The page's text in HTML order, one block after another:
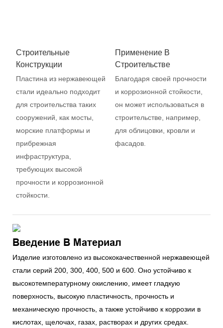
Строительные
Конструкции
Пластина из нержавеющей
стали идеально подходит
для строительства таких
сооружений, как мосты,
морские платформы и
прибрежная
инфраструктура,
требующих высокой
прочности и коррозионной
стойкости.
Применение В
Строительстве
Благодаря своей прочности
и коррозионной стойкости,
он может использоваться в
строительстве, например,
для облицовки, кровли и
фасадов.
Введение В Материал
Изделие изготовлено из высококачественной нержавеющей
стали серий 200, 300, 400, 500 и 600. Оно устойчиво к
высокотемпературному окислению, имеет гладкую
поверхность, высокую пластичность, прочность и
механическую прочность, а также устойчиво к коррозии в
кислотах, щелочах, газах, растворах и других средах.